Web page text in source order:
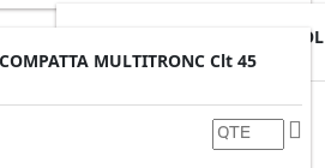
CUPRESSUS MACROCARPA
H.100
Pour voir les prix et les
quantités, vous devez vous
MULTITRONC Clt 45